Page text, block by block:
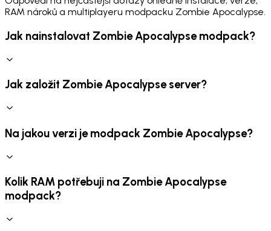
RAM nároků a multiplayeru modpacku Zombie Apocalypse.
Jak nainstalovat Zombie Apocalypse modpack?
Jak založit Zombie Apocalypse server?
Na jakou verzi je modpack Zombie Apocalypse?
Kolik RAM potřebuji na Zombie Apocalypse
modpack?